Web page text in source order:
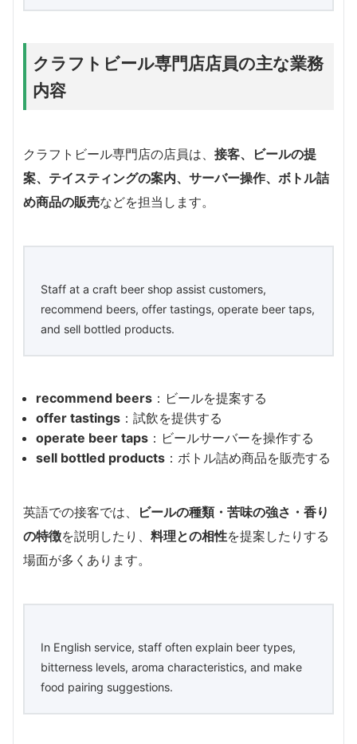
クラフトビール専門店店員の主な業務
内容
クラフトビール専門店の店員は、 接客、ビールの提
案、テイスティングの案内、サーバー操作、ボトル詰
め商品の販売などを担当します。
Staff at a craft beer shop assist customers,
recommend beers, offer tastings, operate beer taps,
and sell bottled products.
recommend beers ：ビールを提案する
offer tastings ：試飲を提供する
operate beer taps ：ビールサーバーを操作する
sell bottled products ：ボトル詰め商品を販売する
英語での接客では、
ビールの種類・苦味の強さ・香り
の特徴を説明したり、 料理との相性を提案したりする
場面が多くあります。
In English service, staff often explain beer types,
bitterness levels, aroma characteristics, and make
food pairing suggestions.